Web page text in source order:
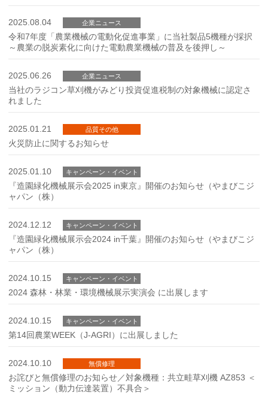
2025.08.04 企業ニュース
令和7年度「農業機械の電動化促進事業」に当社製品5機種が採択
～農業の脱炭素化に向けた電動農業機械の普及を後押し～
2025.06.26 企業ニュース
当社のラジコン草刈機がみどり投資促進税制の対象機械に認定さ
れました
2025.01.21 品質その他
火災防止に関するお知らせ
2025.01.10 キャンペーン・イベント
『造園緑化機械展示会2025 in東京』開催のお知らせ（やまびこジ
ャパン（株）
2024.12.12 キャンペーン・イベント
『造園緑化機械展示会2024 in千葉』開催のお知らせ（やまびこジ
ャパン（株）
2024.10.15 キャンペーン・イベント
2024 森林・林業・環境機械展示実演会 に出展します
2024.10.15 キャンペーン・イベント
第14回農業WEEK（J-AGRI）に出展しました
2024.10.10 無償修理
お詫びと無償修理のお知らせ／対象機種：共立畦草刈機 AZ853 ＜
ミッション（動力伝達装置）不具合＞